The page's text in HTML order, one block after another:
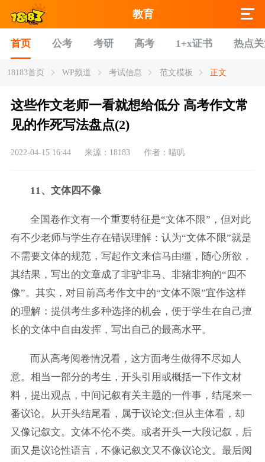
教育
首页 公考 考研 高考 1+x证书 热点
18183首页 WP频道 考试信息 范文模板 正文
这些作文老师一看就想给低分 高考作文常
见的作死写法盘点(2)
2022-04-15 16:44 来源：18183 作者：喵叽
11、文体四不像
全国卷作文有一个重要特征是“文体不限”，但对此
有不少老师与学生存在错误理解：认为“文体不限”就是
不需要文体的规范，写起作文来信马由缰，随心所欲，
其结果，写出的文章成了非驴非马、非猪非狗的“四不
像”。其实，对目前高考作文中的“文体不限”宜作这样
的理解：提供考生多种选择的机会，便于学生在自己擅
长的文体中自由发挥，写出自己的最高水平。
而从高考阅卷情况看，这方面考生做得不尽如人
意。相当一部分的考生，开头引用或概括一下作文材
料，提出观点，中间记叙有关主题的一件事，结尾来一
番议论。从开头结尾看，属于议论文;但从主体看，却
又像记叙文。文体不伦不类。或者开头一大段记叙，后
面又是议论性语言，不像记叙文又不像议论文。最后阅